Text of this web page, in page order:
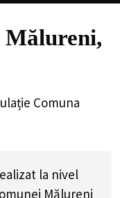
Mălureni,
Comuna
la nivel
Mălureni